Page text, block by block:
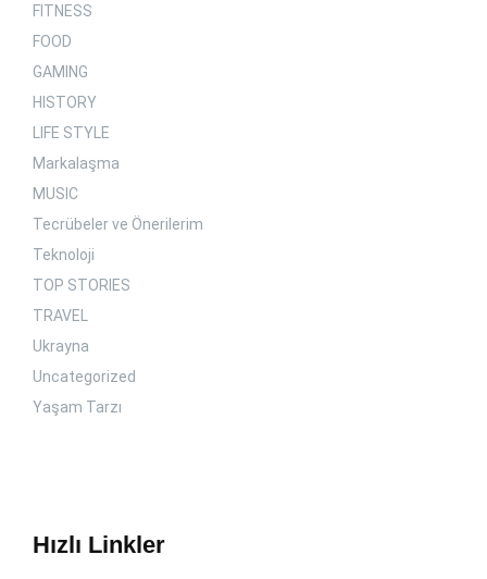
FITNESS
FOOD
GAMING
HISTORY
LIFE STYLE
Markalaşma
MUSIC
Tecrübeler ve Önerilerim
Teknoloji
TOP STORIES
TRAVEL
Ukrayna
Uncategorized
Yaşam Tarzı
Hızlı Linkler